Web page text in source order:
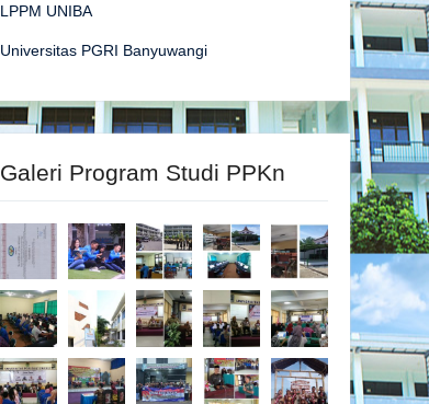
LPPM UNIBA
Universitas PGRI Banyuwangi
Galeri Program Studi PPKn